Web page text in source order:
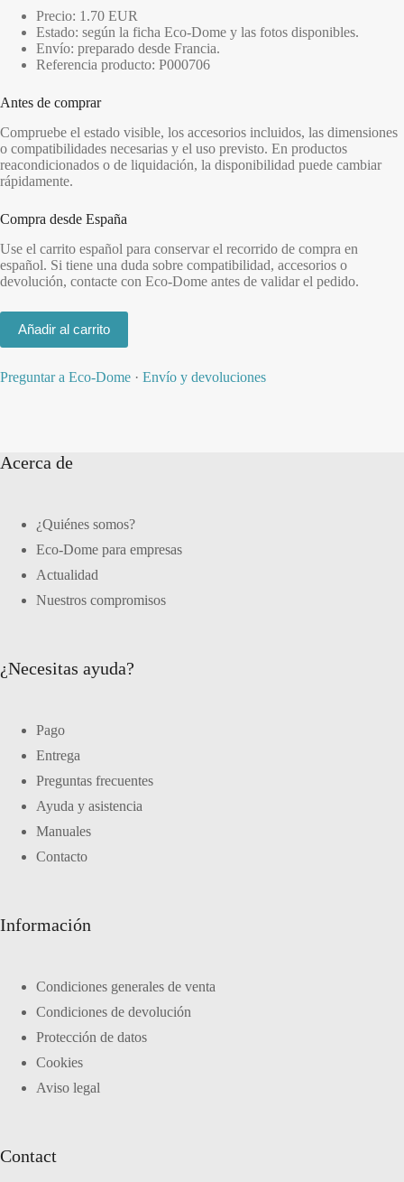
Precio: 1.70 EUR
Estado: según la ficha Eco-Dome y las fotos disponibles.
Envío: preparado desde Francia.
Referencia producto: P000706
Antes de comprar
Compruebe el estado visible, los accesorios incluidos, las dimensiones
o compatibilidades necesarias y el uso previsto. En productos
reacondicionados o de liquidación, la disponibilidad puede cambiar
rápidamente.
Compra desde España
Use el carrito español para conservar el recorrido de compra en
español. Si tiene una duda sobre compatibilidad, accesorios o
devolución, contacte con Eco-Dome antes de validar el pedido.
Añadir al carrito
Preguntar a Eco-Dome · Envío y devoluciones
Acerca de
¿Quiénes somos?
Eco-Dome para empresas
Actualidad
Nuestros compromisos
¿Necesitas ayuda?
Pago
Entrega
Preguntas frecuentes
Ayuda y asistencia
Manuales
Contacto
Información
Condiciones generales de venta
Condiciones de devolución
Protección de datos
Cookies
Aviso legal
Contact